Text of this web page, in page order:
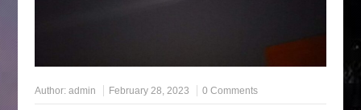
Author: admin February 28, 2023 0 Comments